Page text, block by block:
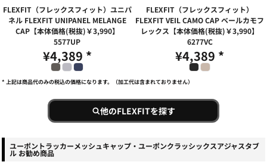
FLEXFIT（フレックスフィット）ユニパ
ネル FLEXFIT UNIPANEL MELANGE
CAP【本体価格(税抜)￥3,990】
5577UP
¥4,389 *
FLEXFIT（フレックスフィット）
FLEXFIT VEIL CAMO CAP ベールカモフ
レックス【本体価格(税抜)￥3,990】
6277VC
¥4,389 *
* 上記は商品代のみの税込の価格になります。（加工代は含まれておりません）
他のFLEXFITを探す
ユーポントラッカーメッシュキャップ・ユーポンクラッシックスアジャスタブ
ル お勧め商品